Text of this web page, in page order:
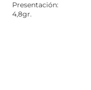
Presentación:
4,8gr.